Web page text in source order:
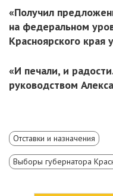
«Получил
на федеральном
Красноярского края
«И печали, и
руководством
Отставки и назначения
Выборы губернатора